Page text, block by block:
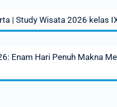
| Study Wisata 2026 kelas
Enam Hari Penuh Makna